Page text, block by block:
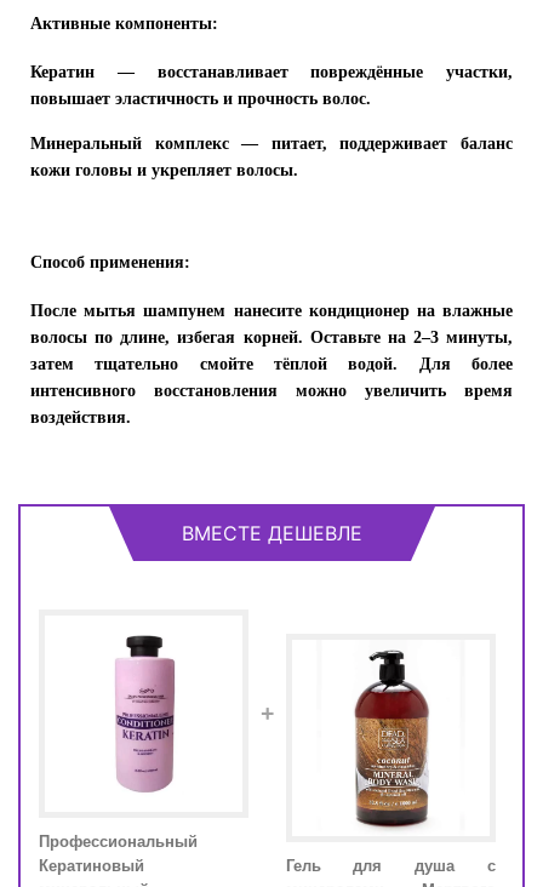
Активные компоненты:
Кератин — восстанавливает повреждённые участки,
повышает эластичность и прочность волос.
Минеральный комплекс— питает, поддерживает баланс
кожи головы и укрепляет волосы.
Способ применения:
После мытья шампунем нанесите кондиционер на влажные
волосы по длине, избегая корней. Оставьте на 2–3 минуты,
затем тщательно смойте тёплой водой. Для более
интенсивного восстановления можно увеличить время
воздействия.
ВМЕСТЕ ДЕШЕВЛЕ
Профессиональный
Кератиновый
+
Гель для душа с